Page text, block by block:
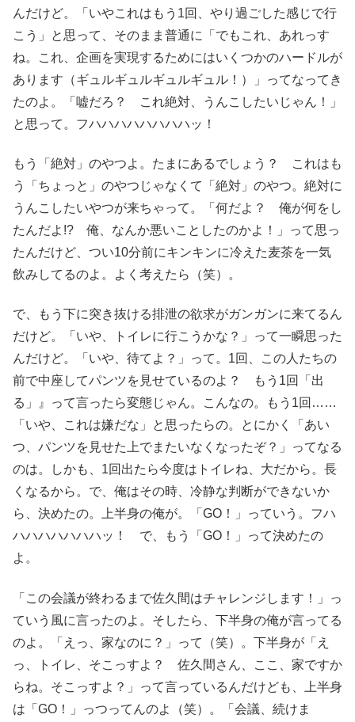
んだけど。「いやこれはもう1回、やり過ごした感じで行
こう」と思って、そのまま普通に「でもこれ、あれっす
ね。これ、企画を実現するためにはいくつかのハードルが
あります（ギュルギュルギュルギュル！）」ってなってき
たのよ。「嘘だろ？ これ絶対、うんこしたいじゃん！」
と思って。フハハハハハハハハッ！
もう「絶対」のやつよ。たまにあるでしょう？ これはも
う「ちょっと」のやつじゃなくて「絶対」のやつ。絶対に
うんこしたいやつが来ちゃって。「何だよ？ 俺が何をし
たんだよ!? 俺、なんか悪いことしたのかよ！」って思っ
たんだけど、つい10分前にキンキンに冷えた麦茶を一気
飲みしてるのよ。よく考えたら（笑）。
で、もう下に突き抜ける排泄の欲求がガンガンに来てるん
だけど。「いや、トイレに行こうかな？」って一瞬思った
んだけど。「いや、待てよ？」って。1回、この人たちの
前で中座してパンツを見せているのよ？ もう1回「出
る」』って言ったら変態じゃん。こんなの。もう1回……
「いや、これは嫌だな」と思ったらの。とにかく「あい
つ、パンツを見せた上でまたいなくなったぞ？」ってなる
のは。しかも、1回出たら今度はトイレね、大だから。長
くなるから。で、俺はその時、冷静な判断ができないか
ら、決めたの。上半身の俺が。「GO！」っていう。フハ
ハハハハハハハッ！ で、もう「GO！」って決めたの
よ。
「この会議が終わるまで佐久間はチャレンジします！」っ
ていう風に言ったのよ。そしたら、下半身の俺が言ってる
のよ。「えっ、家なのに？」って（笑）。下半身が「え
っ、トイレ、そこっすよ？ 佐久間さん、ここ、家ですか
らね。そこっすよ？」って言っているんだけども、上半身
は「GO！」っつってんのよ（笑）。「会議、続けま